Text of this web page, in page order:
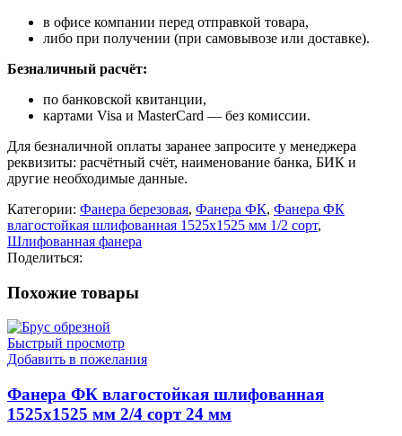
в офисе компании перед отправкой товара,
либо при получении (при самовывозе или доставке).
Безналичный расчёт:
по банковской квитанции,
картами Visa и MasterCard — без комиссии.
Для безналичной оплаты заранее запросите у менеджера
реквизиты: расчётный счёт, наименование банка, БИК и
другие необходимые данные.
Категории: Фанера березовая, Фанера ФК, Фанера ФК
влагостойкая шлифованная 1525х1525 мм 1/2 сорт,
Шлифованная фанера
Поделиться:
Похожие товары
Быстрый просмотр
Добавить в пожелания
Фанера ФК влагостойкая шлифованная
1525х1525 мм 2/4 сорт 24 мм